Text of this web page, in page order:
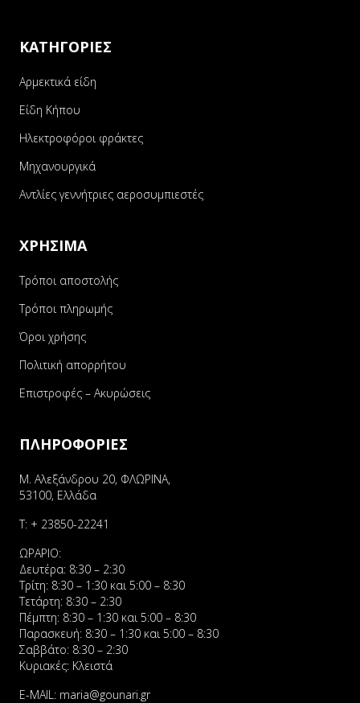
ΚΑΤΗΓΟΡΙΕΣ
Αρμεκτικά είδη
Είδη Κήπου
Ηλεκτροφόροι φράκτες
Μηχανουργικά
Αντλίες γεννήτριες αεροσυμπιεστές
ΧΡΗΣΙΜΑ
Τρόποι αποστολής
Τρόποι πληρωμής
Όροι χρήσης
Πολιτική απορρήτου
Επιστροφές – Ακυρώσεις
ΠΛΗΡΟΦΟΡΙΕΣ
Μ. Αλεξάνδρου 20, ΦΛΩΡΙΝΑ,
53100, Ελλάδα
Τ: + 23850-22241
ΩΡΑΡΙΟ:
Δευτέρα: 8:30 – 2:30
Τρίτη: 8:30 – 1:30 και 5:00 – 8:30
Τετάρτη: 8:30 – 2:30
Πέμπτη: 8:30 – 1:30 και 5:00 – 8:30
Παρασκευή: 8:30 – 1:30 και 5:00 – 8:30
Σαββάτο: 8:30 – 2:30
Κυριακές: Κλειστά
E-MAIL: maria@gounari.gr